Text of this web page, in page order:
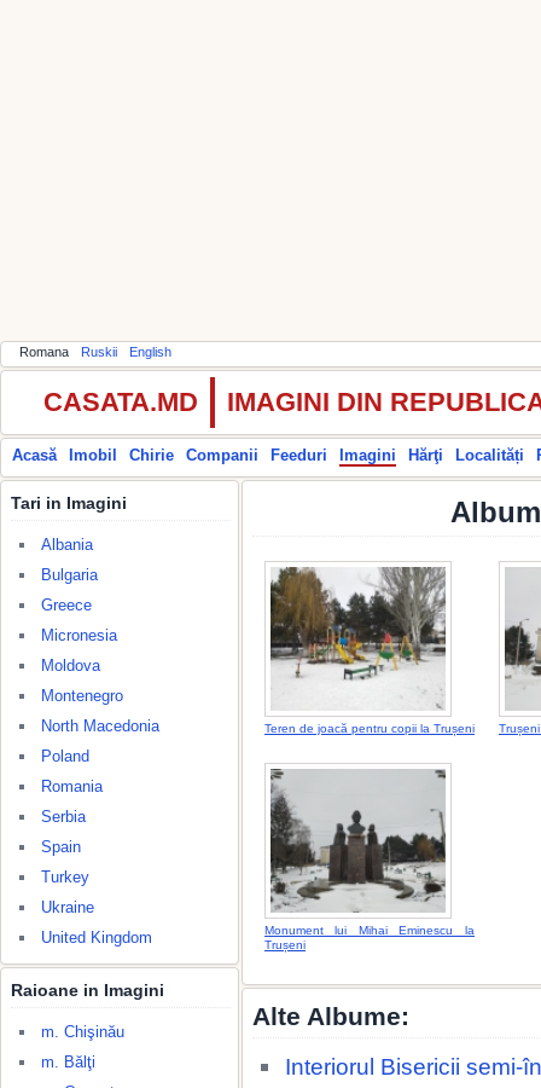
Romana Ruskii English
CASATA.MD IMAGINI DIN
Acasă Imobil Chirie Companii Feeduri Imagini Hărţi Localități
Tari in Imagini
Albania
Bulgaria
Greece
Micronesia
Moldova
Montenegro
North Macedonia
Poland
Romania
Serbia
Spain
Turkey
Ukraine
United Kingdom
Raioane in Imagini
m. Chişinău
m. Bălţi
Teren de joacă pentru copii la Trușeni
Monument lui Mihai Eminescu la
Trușeni
Alte Albume:
Interiorul Bisericii semi-